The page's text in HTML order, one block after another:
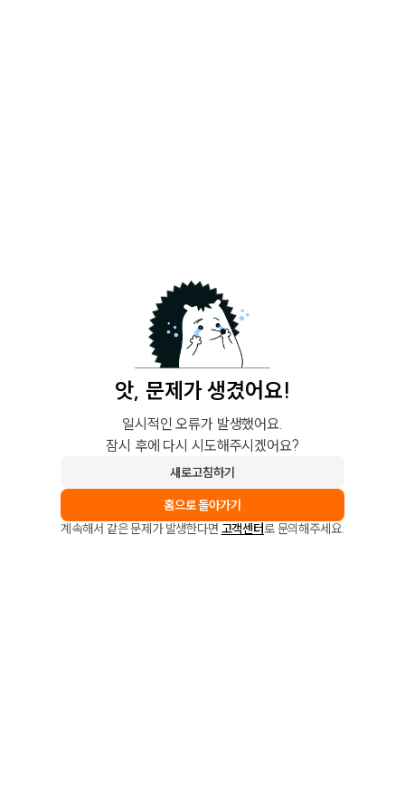
앗, 문제가 생겼어요!
일시적인 오류가 발생했어요.
잠시 후에 다시 시도해주시겠어요?
새로고침하기
홈으로 돌아가기
계속해서 같은 문제가 발생한다면 고객센터로 문의해주세요.